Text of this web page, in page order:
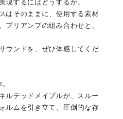
現するにはどうするか。
はそのままに、使用する素材
プリアンプの組み合わせと、
ウンドを、ぜひ体感してくだ
ルテッドメイプルが、スルー
ルムを引き立て、圧倒的な存